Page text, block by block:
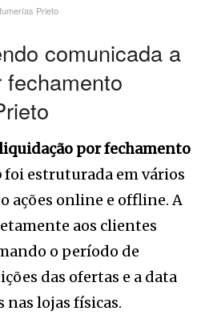
Prieto
comunicada a
por fechamento
foi estruturada em vários
ações online e offline. A
aos clientes
o período de
das ofertas e a data
nas lojas físicas.